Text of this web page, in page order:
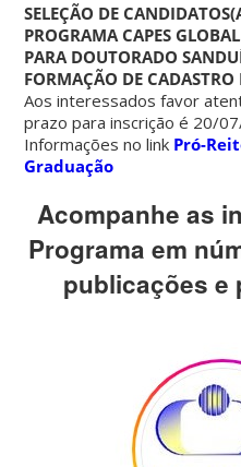
SELEÇÃO DE
PROGRAMA CAPES
PARA DOUTORADO
FORMAÇÃO DE CADASTRO
Aos interessados favor
prazo para inscrição é 20/
Informações no link Pró-
Graduação
Acompanhe as
Programa em
publicações e